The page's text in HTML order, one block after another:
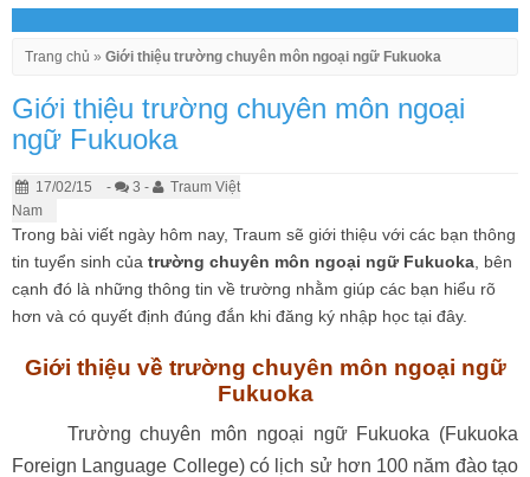
Trang chủ » Giới thiệu trường chuyên môn ngoại ngữ Fukuoka
Giới thiệu trường chuyên môn ngoại
ngữ Fukuoka
17/02/15 - 3 -
Traum Việt
Nam
Trong bài viết ngày hôm nay, Traum sẽ giới thiệu với các bạn thông
tin tuyển sinh của trường chuyên môn ngoại ngữ Fukuoka , bên
cạnh đó là những thông tin về trường nhằm giúp các bạn hiểu rõ
hơn và có quyết định đúng đắn khi đăng ký nhập học tại đây.
Giới thiệu về trường chuyên môn ngoại ngữ
Fukuoka
Trường chuyên môn ngoại ngữ Fukuoka (Fukuoka
Foreign Language College) có lịch sử hơn 100 năm đào tạo